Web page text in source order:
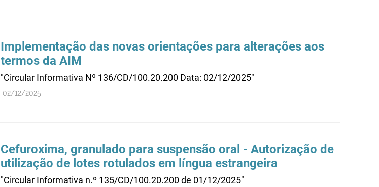
Implementação das novas orientações para alterações aos
termos da AIM
"Circular Informativa Nº 136/CD/100.20.200 Data: 02/12/2025"
02/12/2025
Cefuroxima, granulado para suspensão oral - Autorização de
utilização de lotes rotulados em língua estrangeira
"Circular Informativa n.º 135/CD/100.20.200 de 01/12/2025"